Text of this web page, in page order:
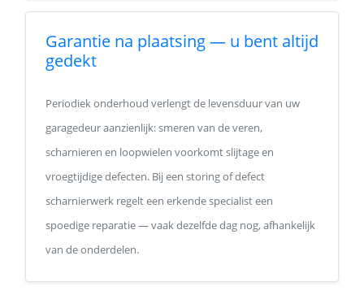
Garantie na plaatsing — u bent altijd
gedekt
Periodiek onderhoud verlengt de levensduur van uw
garagedeur aanzienlijk: smeren van de veren,
scharnieren en loopwielen voorkomt slijtage en
vroegtijdige defecten. Bij een storing of defect
scharnierwerk regelt een erkende specialist een
spoedige reparatie — vaak dezelfde dag nog, afhankelijk
van de onderdelen.